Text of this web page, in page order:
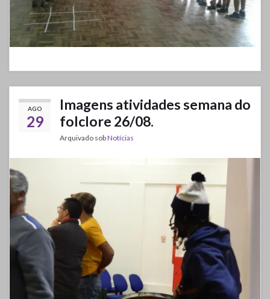
AGO
29
Imagens atividades semana do
folclore 26/08.
Arquivado sobNotícias